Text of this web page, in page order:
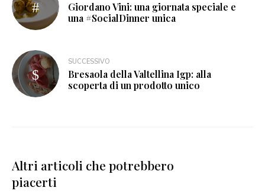
Giordano Vini: una giornata speciale e
una #SocialDinner unica
SUCCESSIVO
Bresaola della Valtellina Igp: alla
scoperta di un prodotto unico
Altri articoli che potrebbero
piacerti